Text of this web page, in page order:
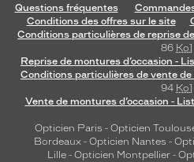
Questions fréquentes
Conditions des offres sur le site
Conditions particulières de reprise
86 Ko]
Reprise de montures d’occasion -
Conditions particulières de vente de
94 Ko]
Vente de montures d’occasion -
Opticien Paris - Opticien
Bordeaux- Opticien Nantes -
Lille - Opticien Montpellier -